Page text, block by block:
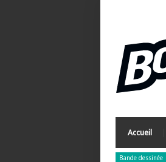
Accueil
Bande dessinée